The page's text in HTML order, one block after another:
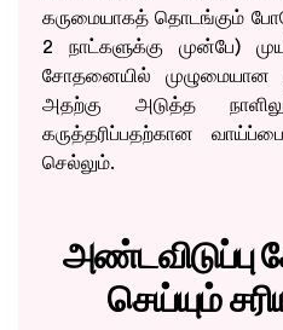
கருமையாகத் தொடங்கும்
2 நாட்களுக்கு முன்பே)
சோதனையில் முழுமையான
அதற்கு அடுத்த
கருத்தரிப்பதற்கான
செல்லும்.
செய்யும்